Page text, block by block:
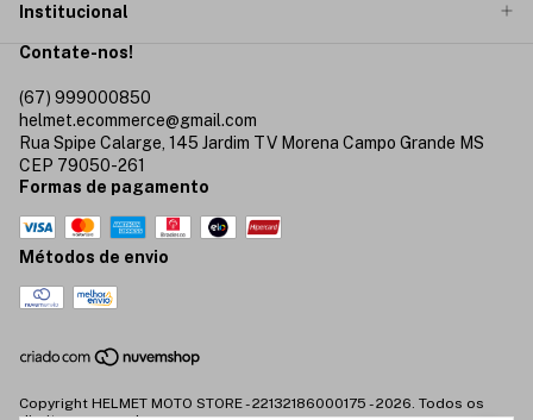
Institucional
Contate-nos!
(67) 999000850
helmet.ecommerce@gmail.com
Rua Spipe Calarge, 145 Jardim TV Morena Campo Grande MS
CEP 79050-261
Formas de pagamento
Métodos de envio
Copyright HELMET MOTO STORE - 22132186000175 - 2026. Todos os